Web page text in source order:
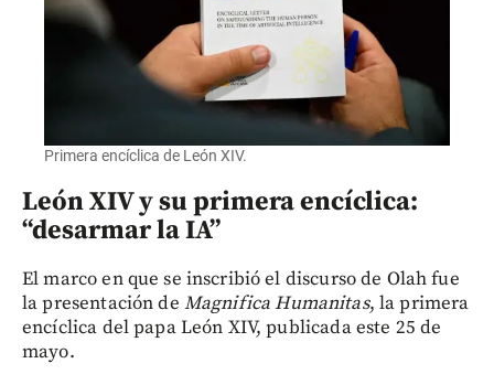
Primera encíclica de León XIV.
León XIV y su primera encíclica:
“desarmar la IA”
El marco en que se inscribió el discurso de Olah fue
la presentación de Magnifica Humanitas, la primera
encíclica del papa León XIV, publicada este 25 de
mayo.